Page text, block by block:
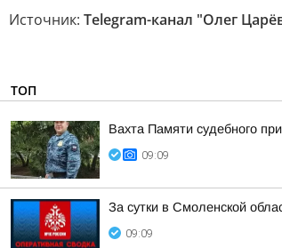
Источник: Telegram-канал "Олег
ТОП
Вахта Памяти судебного
09:09
За сутки в Смоленской
09:09